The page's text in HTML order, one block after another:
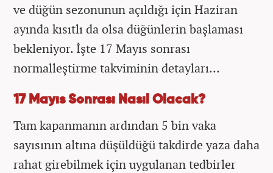
ve düğün sezonunun açıldığı için Haziran
ayında kısıtlı da olsa düğünlerin başlaması
bekleniyor. İşte 17 Mayıs sonrası
normalleştirme takviminin detayları…
17 Mayıs Sonrası Nasıl Olacak?
Tam kapanmanın ardından 5 bin vaka
sayısının altına düşüldüğü takdirde yaza daha
rahat girebilmek için uygulanan tedbirler